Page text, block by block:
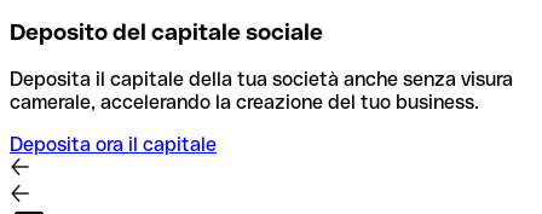
Deposito del capitale sociale
Deposita il capitale della tua società anche senza visura
camerale, accelerando la creazione del tuo business.
Deposita ora il capitale